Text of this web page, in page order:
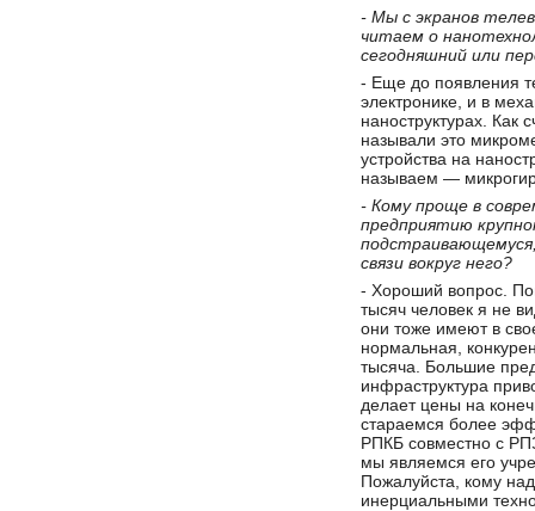
- Мы с экранов
читаем о
сегодняшний или
- Еще до появления
электронике, и в
наноструктурах. Как
называли это
устройства на
называем —
- Кому проще в
предприятию
связи вокруг него?
- Хороший вопрос.
тысяч человек я не
они тоже имеют в
нормальная,
тысяча. Большие
инфраструктура
делает цены на
стараемся более
РПКБ совместно с
мы являемся его
Пожалуйста, кому
инерциальными